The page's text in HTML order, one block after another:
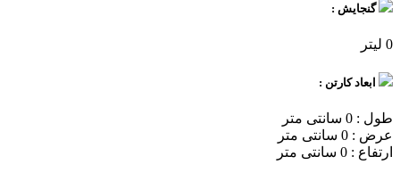
گنجایش :
0 لیتر
ابعاد کارتن :
طول : 0 سانتی متر
عرض : 0 سانتی متر
ارتفاع : 0 سانتی متر